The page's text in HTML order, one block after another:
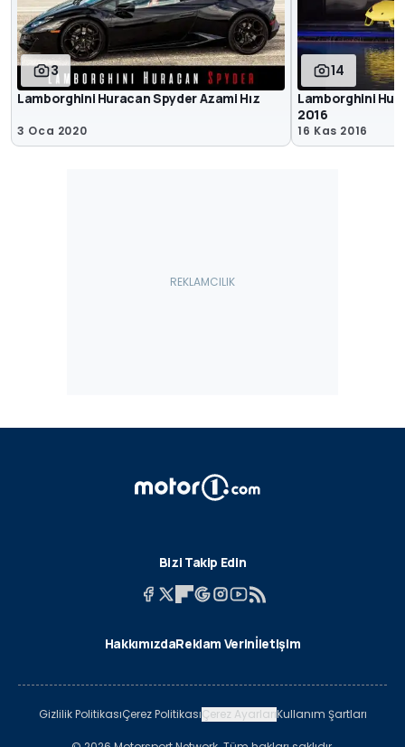
3
Lamborghini Huracan Spyder Azami Hız
3 Oca 2020
14
Lamborghini
2016
16 Kas 2016
Bizi Takip Edin
HakkımızdaReklam Verinİletişim
Gizlilik PolitikasıÇerez PolitikasıÇerez AyarlarıKullanım Şartları